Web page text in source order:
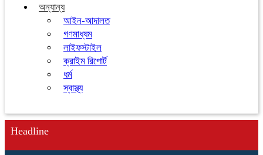
অন্যান্য
আইন-আদালত
গণমাধ্যম
লাইফস্টাইল
ক্রাইম রিপোর্ট
ধর্ম
স্বাস্থ্য
Headline